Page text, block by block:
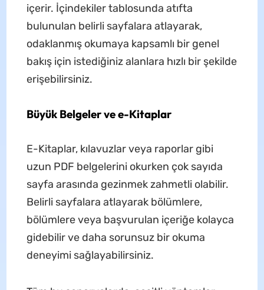
içerir. İçindekiler tablosunda atıfta
bulunulan belirli sayfalara atlayarak,
odaklanmış okumaya kapsamlı bir genel
bakış için istediğiniz alanlara hızlı bir şekilde
erişebilirsiniz.
Büyük Belgeler ve e-Kitaplar
E-Kitaplar, kılavuzlar veya raporlar gibi
uzun PDF belgelerini okurken çok sayıda
sayfa arasında gezinmek zahmetli olabilir.
Belirli sayfalara atlayarak bölümlere,
bölümlere veya başvurulan içeriğe kolayca
gidebilir ve daha sorunsuz bir okuma
deneyimi sağlayabilirsiniz.